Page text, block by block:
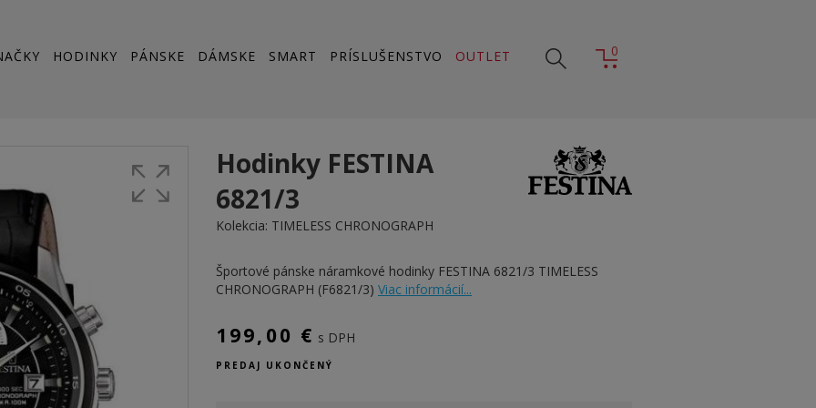
HODINKY PÁNSKE DÁMSKE SMART PRÍSLUŠENSTVO OUTLET 0
Hodinky FESTINA
6821/3
Kolekcia: TIMELESS CHRONOGRAPH
Športové pánske náramkové hodinky FESTINA 6821/3 TIMELESS
CHRONOGRAPH (F6821/3) Viac informácií...
199,00 € s DPH
PREDAJ UKONČENÝ